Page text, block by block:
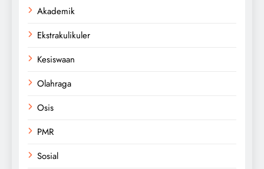
Akademik
Ekstrakulikuler
Kesiswaan
Olahraga
Osis
PMR
Sosial